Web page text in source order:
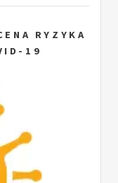
RYZYKA
19